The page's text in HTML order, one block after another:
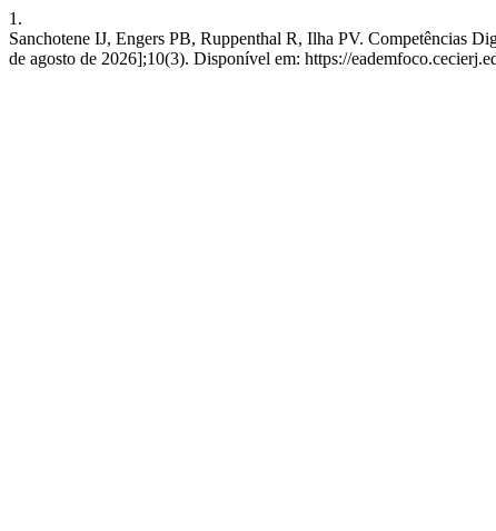
1.
Sanchotene IJ, Engers PB, Ruppenthal R, Ilha PV. Competências
de agosto de 2026];10(3). Disponível em: https://